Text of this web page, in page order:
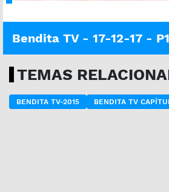
Bendita TV - 17-12-17 - P1
TEMAS
BENDITA TV-2015 BENDITA TV